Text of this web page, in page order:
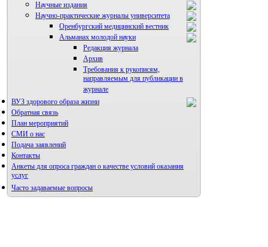
Научные издания
Научно-практические журналы университета
Оренбургский медицинский вестник
Правила направления,
Альманах молодой науки
Редакция журнала
Архив
Требования к рукописям,
направляемым для публикации в
журнале
ВУЗ здорового образа жизни
Фотогалерея
Обратная связь
План мероприятий
СМИ о нас
Подача заявлений
Контакты
Анкеты для опроса граждан о качестве условий оказания
услуг
Часто задаваемые вопросы